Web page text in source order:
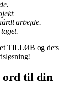
arbejde.
TILLØB og dets
ord til din